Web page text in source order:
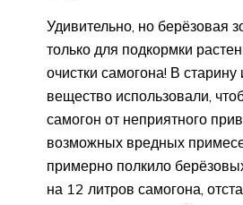
Удивительно, но берёзовая
только для подкормки
очистки самогона! В
вещество использовали,
самогон от неприятного
возможных вредных
примерно полкило
на 12 литров самогона,